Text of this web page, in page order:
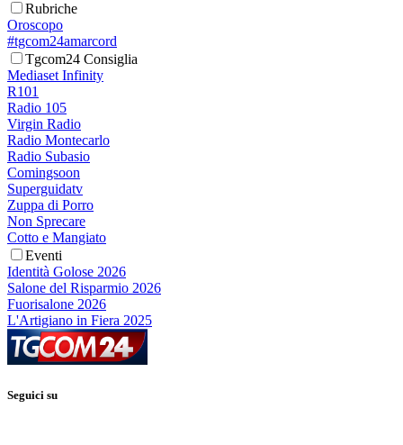
Rubriche
Oroscopo
#tgcom24amarcord
Tgcom24 Consiglia
Mediaset Infinity
R101
Radio 105
Virgin Radio
Radio Montecarlo
Radio Subasio
Comingsoon
Superguidatv
Zuppa di Porro
Non Sprecare
Cotto e Mangiato
Eventi
Identità Golose 2026
Salone del Risparmio 2026
Fuorisalone 2026
L'Artigiano in Fiera 2025
Seguici su